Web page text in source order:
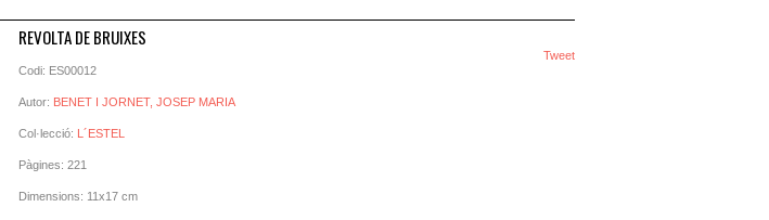
REVOLTA DE BRUIXES
Tweet
Codi: ES00012
Autor: BENET I JORNET, JOSEP MARIA
Col·lecció: L´ESTEL
Pàgines: 221
Dimensions: 11x17 cm